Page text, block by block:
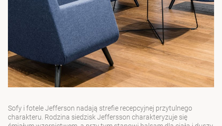
Sofy i fotele Jefferson nadają strefie recepcyjnej przytulnego
charakteru. Rodzina siedzisk Jeffersson charakteryzuje się